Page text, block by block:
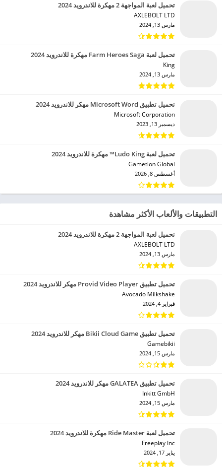
تحميل لعبة المواجهة 2 مهكرة للاندرويد 2024
AXLEBOLT LTD‏
مارس 13, 2024
تحميل لعبة Farm Heroes Saga مهكرة للاندرويد 2024
King‏
مارس 13, 2024
تحميل تطبيق Microsoft Word مهكر للاندرويد 2024
Microsoft Corporation‏
ديسمبر 13, 2023
تحميل لعبة Ludo King™ مهكرة للاندرويد 2024
Gametion Global‏
أغسطس 8, 2026
التطبيقات والألعاب الأكثر مشاهدة
تحميل لعبة المواجهة 2 مهكرة للاندرويد 2024
AXLEBOLT LTD‏
مارس 13, 2024
تحميل تطبيق Provid Video Player مهكر للاندرويد 2024
Avocado Milkshake‏
فبراير 4, 2024
تحميل تطبيق Bikii Cloud Game مهكر للاندرويد 2024
Gamebikii‏
مارس 15, 2024
تحميل تطبيق GALATEA مهكر للاندرويد 2024
Inkitt GmbH‏
مارس 15, 2024
تحميل لعبة Ride Master مهكرة للاندرويد 2024
Freeplay Inc‏
يناير 17, 2024